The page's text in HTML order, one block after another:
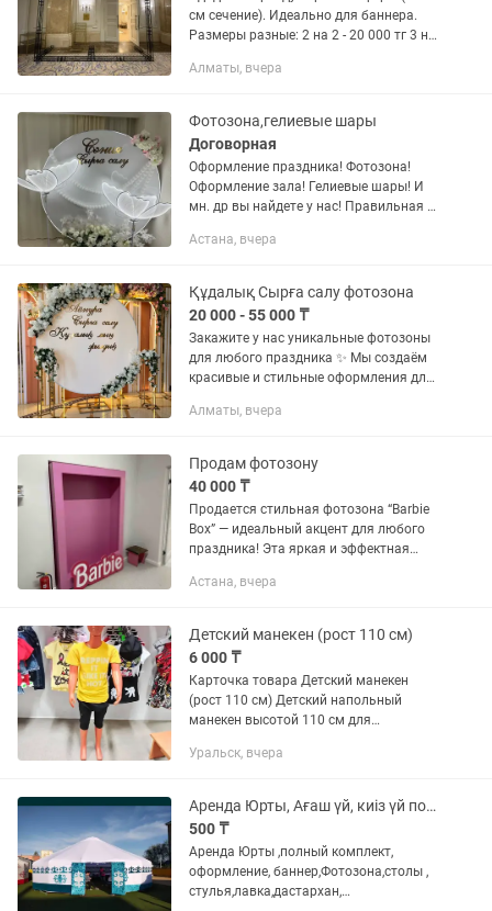
см сечение). Идеально для баннера.
Размеры разные: 2 на 2 - 20 000 тг 3 на
000 тг 3 на 5 - 40 000 тг 3 на 6 - 45 000...
Алматы, вчера
Фотозона,гелиевые шары
Договорная
Оформление праздника! Фотозона!
Оформление зала! Гелиевые шары! И
мн. др вы найдете у нас! Правильная и
мероприятию особый статус, поможет
Астана, вчера
Құдалық Сырға салу фотозона
20 000 - 55 000 ₸
Закажите у нас уникальные фотозоны
для любого праздника ✨ Мы создаём
красивые и стильные оформления для
gender party, юбилеев и других
Алматы, вчера
Продам фотозону
40 000 ₸
Продается стильная фотозона “Barbie
Box” — идеальный акцент для любого
праздника! Эта яркая и эффектная
Barbie моментально притягивает
Астана, вчера
Детский манекен (рост 110 см)
6 000 ₸
Карточка товара Детский манекен
(рост 110 см) Детский напольный
манекен высотой 110 см для
бутиках, шоурумах и на выставках.
детской...
Уральск, вчера
Аренда Юрты, Ағаш үй, киіз үй полныи комплект ,
500 ₸
Аренда Юрты ,полный комплект,
оформление, баннер,Фотозона,столы ,
стулья,лавка,дастархан,